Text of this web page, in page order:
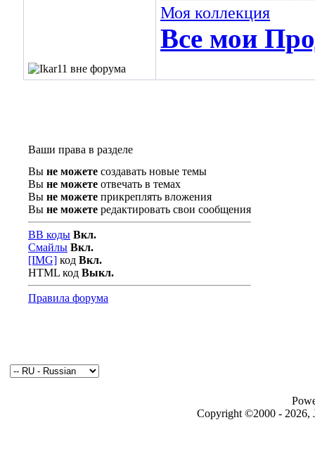
Моя коллекция
Все мои
Ваши права в разделе
Вы не можете создавать новые темы
Вы не можете отвечать в темах
Вы не можете прикреплять вложения
Вы не можете редактировать свои сообщения
BB коды Вкл.
Смайлы Вкл.
[IMG] код Вкл.
HTML код Выкл.
Правила форума
Copyright ©2000 - 2026,